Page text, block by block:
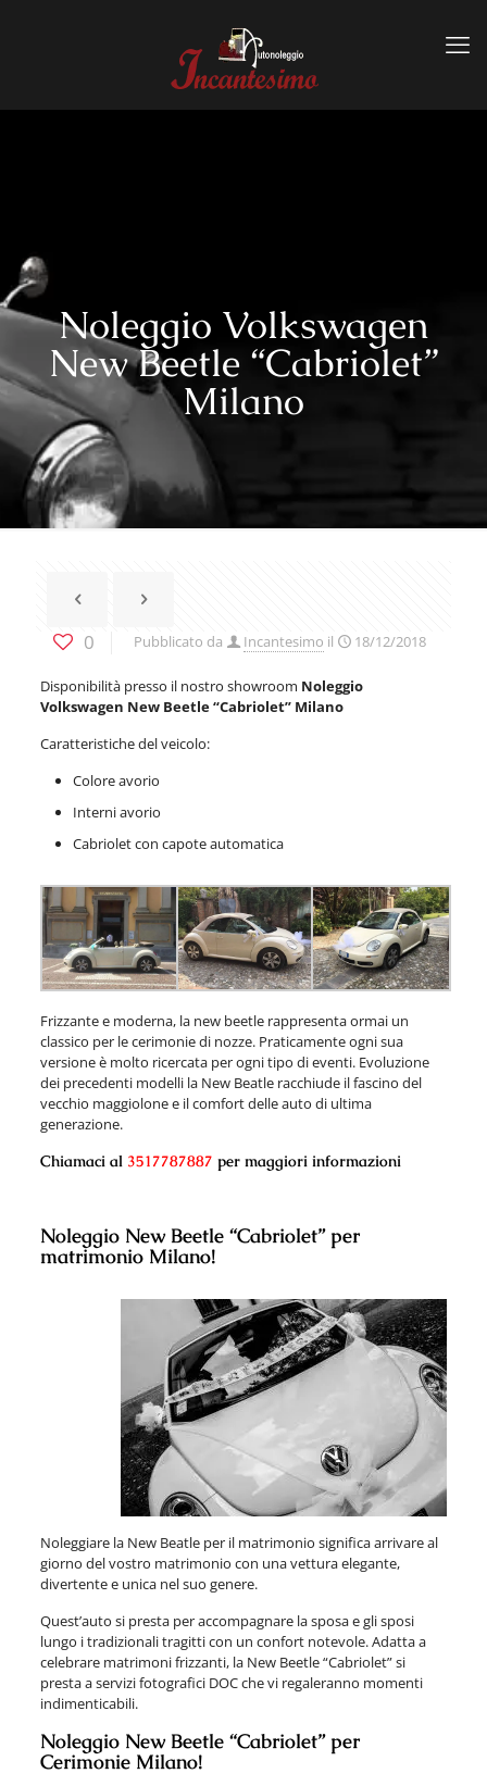
Noleggio Volkswagen
New Beetle “Cabriolet”
Milano
0 Pubblicato da Incantesimo il 18/12/2018
Disponibilità presso il nostro showroom Noleggio
Volkswagen New Beetle “Cabriolet” Milano
Caratteristiche del veicolo:
Colore avorio
Interni avorio
Cabriolet con capote automatica
Frizzante e moderna, la new beetle rappresenta ormai un
classico per le cerimonie di nozze. Praticamente ogni sua
versione è molto ricercata per ogni tipo di eventi. Evoluzione
dei precedenti modelli la New Beatle racchiude il fascino del
vecchio maggiolone e il comfort delle auto di ultima
generazione.
Chiamaci al 3517787887 per maggiori informazioni
Noleggio New Beetle “Cabriolet” per
matrimonio Milano!
Noleggiare la New Beatle per il matrimonio significa arrivare al
giorno del vostro matrimonio con una vettura elegante,
divertente e unica nel suo genere.
Quest’auto si presta per accompagnare la sposa e gli sposi
lungo i tradizionali tragitti con un confort notevole. Adatta a
celebrare matrimoni frizzanti, la New Beetle “Cabriolet” si
presta a servizi fotografici DOC che vi regaleranno momenti
indimenticabili.
Noleggio New Beetle “Cabriolet” per
Cerimonie Milano!